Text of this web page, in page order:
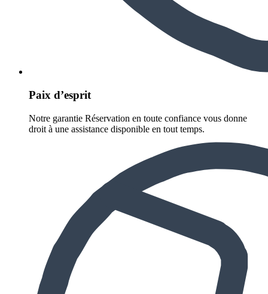
Paix d’esprit
Notre garantie Réservation en toute confiance vous donne
droit à une assistance disponible en tout temps.